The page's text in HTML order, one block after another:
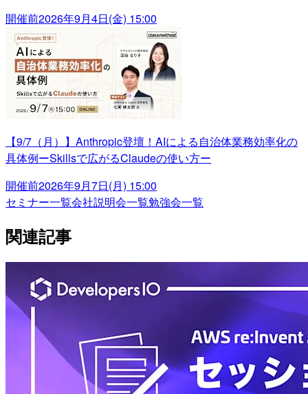
開催前2026年9月4日(金) 15:00
【9/7（月）】Anthropic登壇！AIによる自治体業務効率化の
具体例ーSkillsで広がるClaudeの使い方ー
開催前2026年9月7日(月) 15:00
セミナー一覧会社説明会一覧勉強会一覧
関連記事